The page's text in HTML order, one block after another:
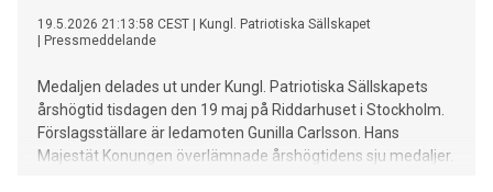
19.5.2026 21:13:58 CEST
Kungl. Patriotiska Sällskapet
Pressmeddelande
Medaljen delades ut under Kungl. Patriotiska Sällskapets
årshögtid tisdagen den 19 maj på Riddarhuset i Stockholm.
Förslagsställare är ledamoten Gunilla Carlsson. Hans
Majestät Konungen överlämnade årshögtidens sju medaljer.